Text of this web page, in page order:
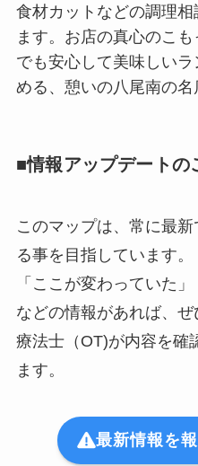
食材カットなどの調理
ます。お店の真心のこ
でも安心して美味しい
める、憩いの八尾南の名
■情報アップデートの
このマップは、常に最
る事を目指しています。
「ここが変わっていた
などの情報があれば、
療法士（OT)が内容を確
ます。
最新情報を